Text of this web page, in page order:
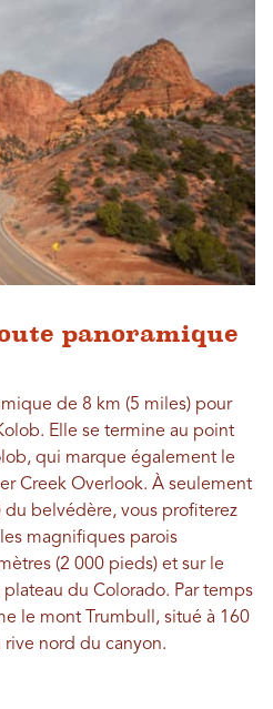
panoramique
de 8 km (5 miles) pour
Elle se termine au point
qui marque également le
Creek Overlook. À seulement
belvédère, vous profiterez
magnifiques parois
(2 000 pieds) et sur le
du Colorado. Par temps
le mont Trumbull, situé à 160
rive nord du canyon.